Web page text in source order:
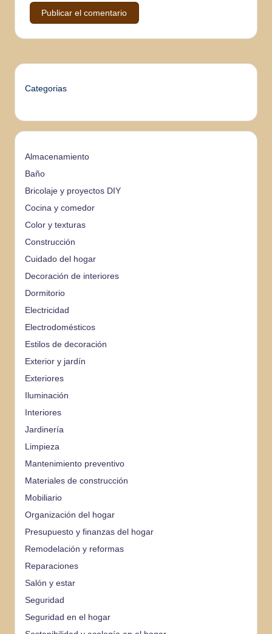
Categorias
Almacenamiento
Baño
Bricolaje y proyectos DIY
Cocina y comedor
Color y texturas
Construcción
Cuidado del hogar
Decoración de interiores
Dormitorio
Electricidad
Electrodomésticos
Estilos de decoración
Exterior y jardín
Exteriores
Iluminación
Interiores
Jardinería
Limpieza
Mantenimiento preventivo
Materiales de construcción
Mobiliario
Organización del hogar
Presupuesto y finanzas del hogar
Remodelación y reformas
Reparaciones
Salón y estar
Seguridad
Seguridad en el hogar